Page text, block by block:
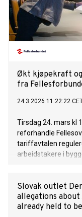
Økt kjøpekraft
fra
24.3.2026 11:22:22
Tirsdag 24. mars kl
reforhandle
tariffavtalen
arbeidstakere i
Slovak outlet
allegations
already held to